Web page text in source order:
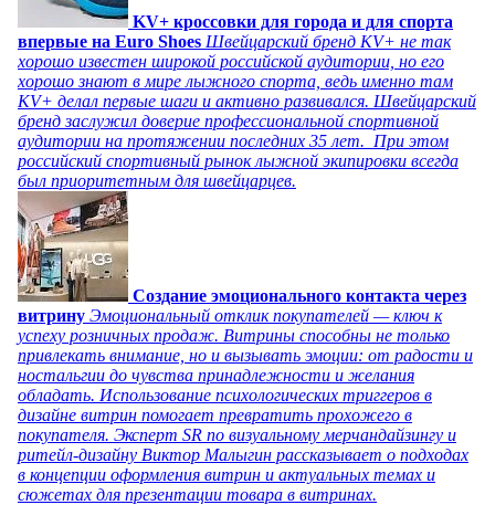
KV+ кроссовки для города и для спорта
впервые на Euro Shoes Швейцарский бренд KV+ не так
хорошо известен широкой российской аудитории, но его
хорошо знают в мире лыжного спорта, ведь именно там
KV+ делал первые шаги и активно развивался. Швейцарский
бренд заслужил доверие профессиональной спортивной
аудитории на протяжении последних 35 лет. При этом
российский спортивный рынок лыжной экипировки всегда
был приоритетным для швейцарцев.
Создание эмоционального контакта через
витрину Эмоциональный отклик покупателей — ключ к
успеху розничных продаж. Витрины способны не только
привлекать внимание, но и вызывать эмоции: от радости и
ностальгии до чувства принадлежности и желания
обладать. Использование психологических триггеров в
дизайне витрин помогает превратить прохожего в
покупателя. Эксперт SR по визуальному мерчандайзингу и
ритейл-дизайну Виктор Малыгин рассказывает о подходах
в концепции оформления витрин и актуальных темах и
сюжетах для презентации товара в витринах.